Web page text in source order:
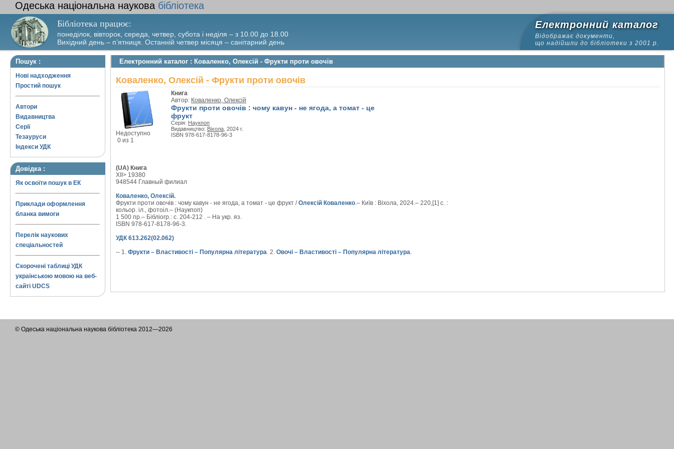
Одеська національна наукова бібліотека
Бібліотека працює:
понеділок, вівторок, середа, четвер, субота і неділя – з 10.00 до 18.00
Вихідний день – п’ятниця. Останній четвер місяця – санітарний день
Електронний каталог
Відображає документи,
що надійшли до бібліотеки з 2001 р.
Пошук :
Нові надходження
Простий пошук
Автори
Видавництва
Серії
Тезауруси
Індекси УДК
Довідка :
Як освоїти пошук в ЕК
Приклади оформлення
бланка вимоги
Перелік наукових
спеціальностей
Скорочені таблиці УДК
українською мовою на веб-
сайті UDCS
Електронний каталог : Коваленко, Олексій - Фрукти проти овочів
Коваленко, Олексій - Фрукти проти овочів
Недоступно
0 из 1
Книга
Автор: Коваленко, Олексій
Фрукти проти овочів : чому кавун - не ягода, а томат - це
фрукт
Серія: Наукпоп
Видавництво: Віхола , 2024 г.
ISBN 978-617-8178-96-3
(UA) Книга
XII> 19380
948544 Главный филиал
Коваленко, Олексій.
Фрукти проти овочів : чому кавун - не ягода, а томат - це фрукт /Олексій Коваленко.– Київ : Віхола, 2024.– 220,[1] с. :
кольор. іл., фотоіл.– (Наукпоп)
1 500 пр.– Бібліогр.: с. 204-212 . – На укр. яз.
ISBN 978-617-8178-96-3.
УДК 613.262(02.062)
-- 1. Фрукти – Властивості – Популярна література. 2. Овочі – Властивості – Популярна література.
© Одеська національна наукова бібліотека 2012—2026